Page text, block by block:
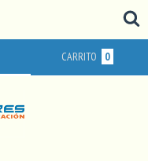
CARRITO 0